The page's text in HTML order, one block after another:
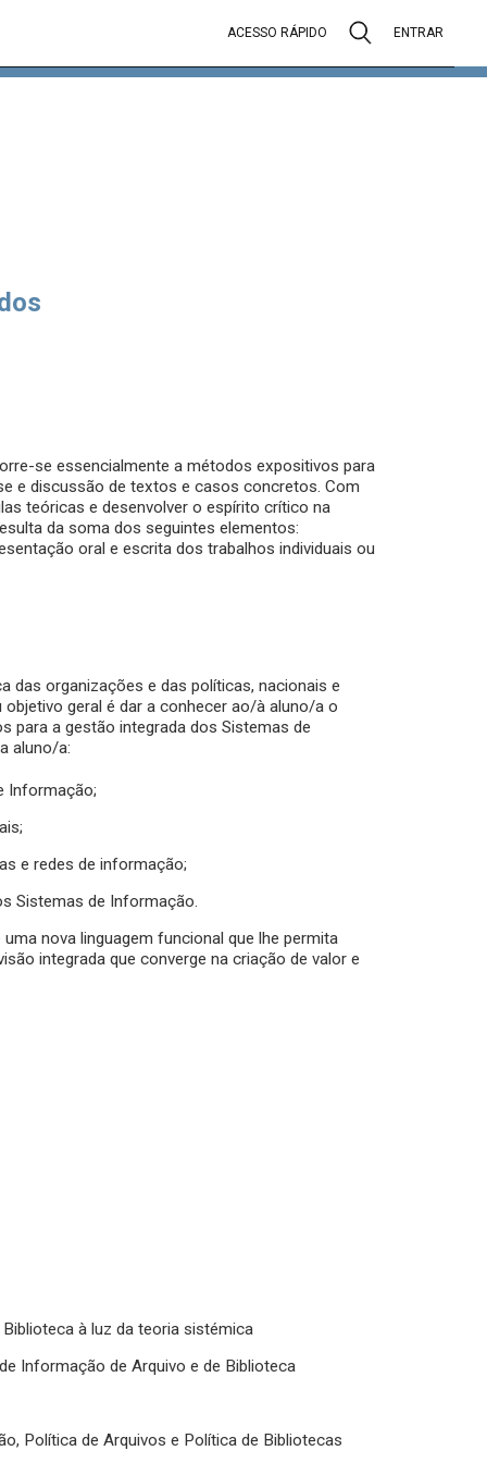
ACESSO RÁPIDO ENTRAR
se essencialmente a métodos expositivos para
e discussão de textos e casos concretos. Com
teóricas e desenvolver o espírito crítico na
da soma dos seguintes elementos:
oral e escrita dos trabalhos individuais ou
das organizações e das políticas, nacionais e
geral é dar a conhecer ao/à aluno/a o
para a gestão integrada dos Sistemas de
aluno/a:
Informação;
e redes de informação;
Sistemas de Informação.
nova linguagem funcional que lhe permita
integrada que converge na criação de valor e
à luz da teoria sistémica
Informação de Arquivo e de Biblioteca
Política de Arquivos e Política de Bibliotecas